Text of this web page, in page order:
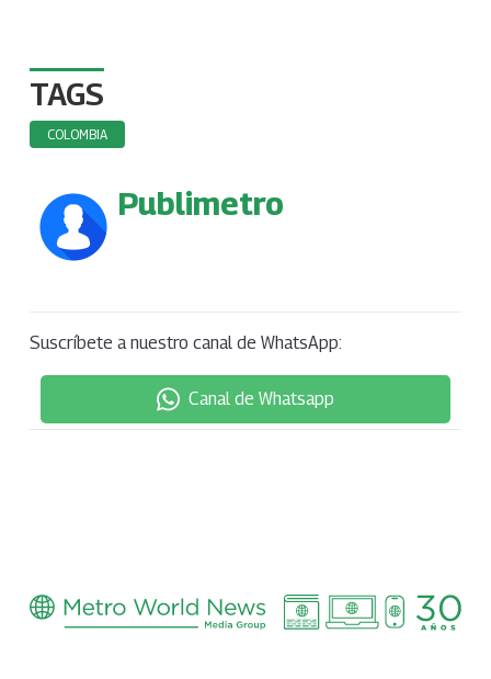
TAGS
COLOMBIA
Publimetro
Suscríbete a nuestro canal de WhatsApp:
Canal de Whatsapp